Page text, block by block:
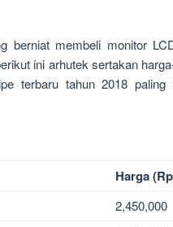
berniat membeli monitor
ini arhutek sertakan
terbaru tahun 2018 paling
Harga
2,450,000